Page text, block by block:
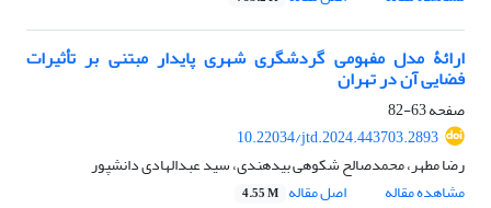
ارائۀ مدل مفهومی گردشگری شهری پایدار مبتنی بر تأثیرات
فضایی آن در تهران
صفحه63-82
10.22034/jtd.2024.443703.2893
رضا مطهر، محمدصالح شکوهی بیدهندی، سید عبدالهادی دانشپور
مشاهده مقاله
اصل مقاله 4.55 M